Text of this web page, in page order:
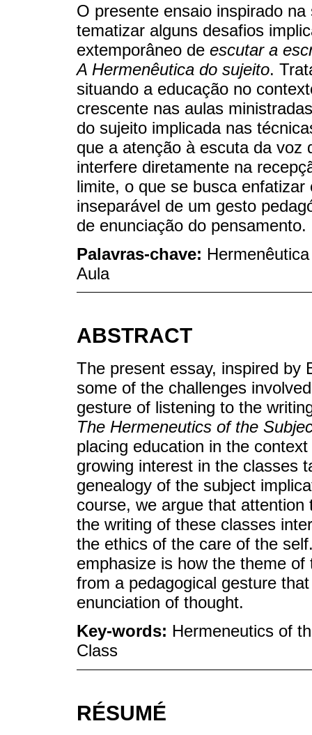
O presente ensaio inspirado
tematizar alguns desafios
extemporâneo de escutar a
A Hermenêutica do sujeito.
situando a educação no
crescente nas aulas
do sujeito implicada nas
que a atenção à escuta da voz
interfere diretamente na
limite, o que se busca
inseparável de um gesto
de enunciação do pensamento.
Palavras-chave:
Aula
ABSTRACT
The present essay, inspired by
some of the challenges
gesture of listening to the
The Hermeneutics of the
placing education in the
growing interest in the classes
genealogy of the subject
course, we argue that
the writing of these classes
the ethics of the care of the
emphasize is how the theme
from a pedagogical gesture
enunciation of thought.
Key-words: Hermeneutics of
Class
RÉSUMÉ